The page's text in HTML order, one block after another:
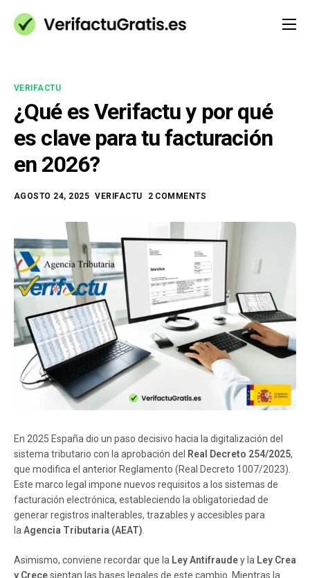
Ayuda (FAQs)
Contacto
VERIFACTU
¿Qué es Verifactu y por qué
es clave para tu facturación
en 2026?
AGOSTO 24, 2025 VERIFACTU 2 COMMENTS
En 2025 España dio un paso decisivo hacia la digitalización del
sistema tributario con la aprobación del Real Decreto 254/2025,
que modifica el anterior Reglamento (Real Decreto 1007/2023).
Este marco legal impone nuevos requisitos a los sistemas de
facturación electrónica, estableciendo la obligatoriedad de
generar registros inalterables, trazables y accesibles para
la Agencia Tributaria (AEAT)
Asimismo, conviene recordar que la Ley Antifraudey la Ley Crea
y Crecesientan las bases legales de este cambio. Mientras la